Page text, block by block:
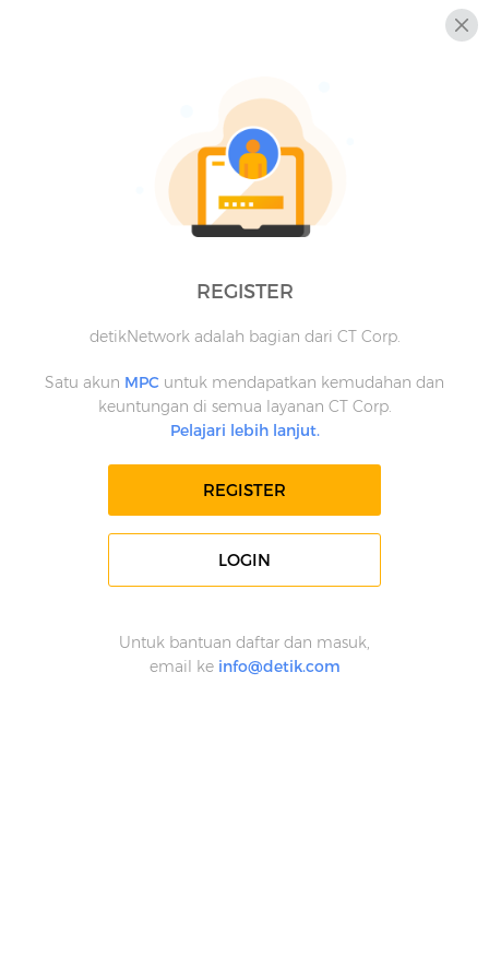
REGISTER
detikNetwork adalah bagian dari CT Corp.
Satu akun MPC untuk mendapatkan kemudahan dan
keuntungan di semua layanan CT Corp.
Pelajari lebih lanjut.
REGISTER
LOGIN
Untuk bantuan daftar dan masuk,
email ke info@detik.com